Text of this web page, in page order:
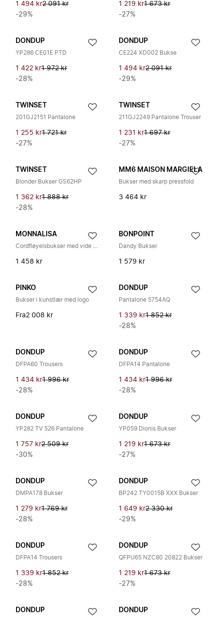
1 494 kr2 091 kr
-29%
1 219 kr1 673 kr
-27%
DONDUP
YP286 CE01E PTD
1 422 kr1 972 kr
-28%
DONDUP
CE224 XD002 Bukse
1 494 kr2 091 kr
-29%
TWINSET
201GJ2151 Pantalone
1 255 kr1 721 kr
-27%
TWINSET
211GJ2249 Pantalone Trouser
1 231 kr1 697 kr
-27%
TWINSET
Blonder Bukser GS62HP
1 362 kr1 888 kr
-28%
MM6 MAISON MARGIELA
Bukser med skarp pressfold
3 464 kr
MONNALISA
Cordfløyelsbukser med vide ben
1 458 kr
BONPOINT
Dandy Bukser
1 579 kr
PINKO
Bukser i kunstlær med logo
Fra2 008 kr
DONDUP
Pantalone 5754AQ
1 339 kr1 852 kr
-28%
DONDUP
DFPA60 Trousers
1 434 kr1 996 kr
-28%
DONDUP
DFPA14 Pantalone
1 434 kr1 996 kr
-28%
DONDUP
YP282 TV 526 Pantalone
1 757 kr2 509 kr
-30%
DONDUP
YP059 Dionis Bukser
1 219 kr1 673 kr
-27%
DONDUP
DMPA178 Bukser
1 279 kr1 769 kr
-28%
DONDUP
BP242 TY0015B XXX Bukser
1 649 kr2 330 kr
-29%
DONDUP
DFPA14 Trousers
1 339 kr1 852 kr
-28%
DONDUP
QFPU65 NZC80 20822 Bukser
1 219 kr1 673 kr
-27%
DONDUP DONDUP